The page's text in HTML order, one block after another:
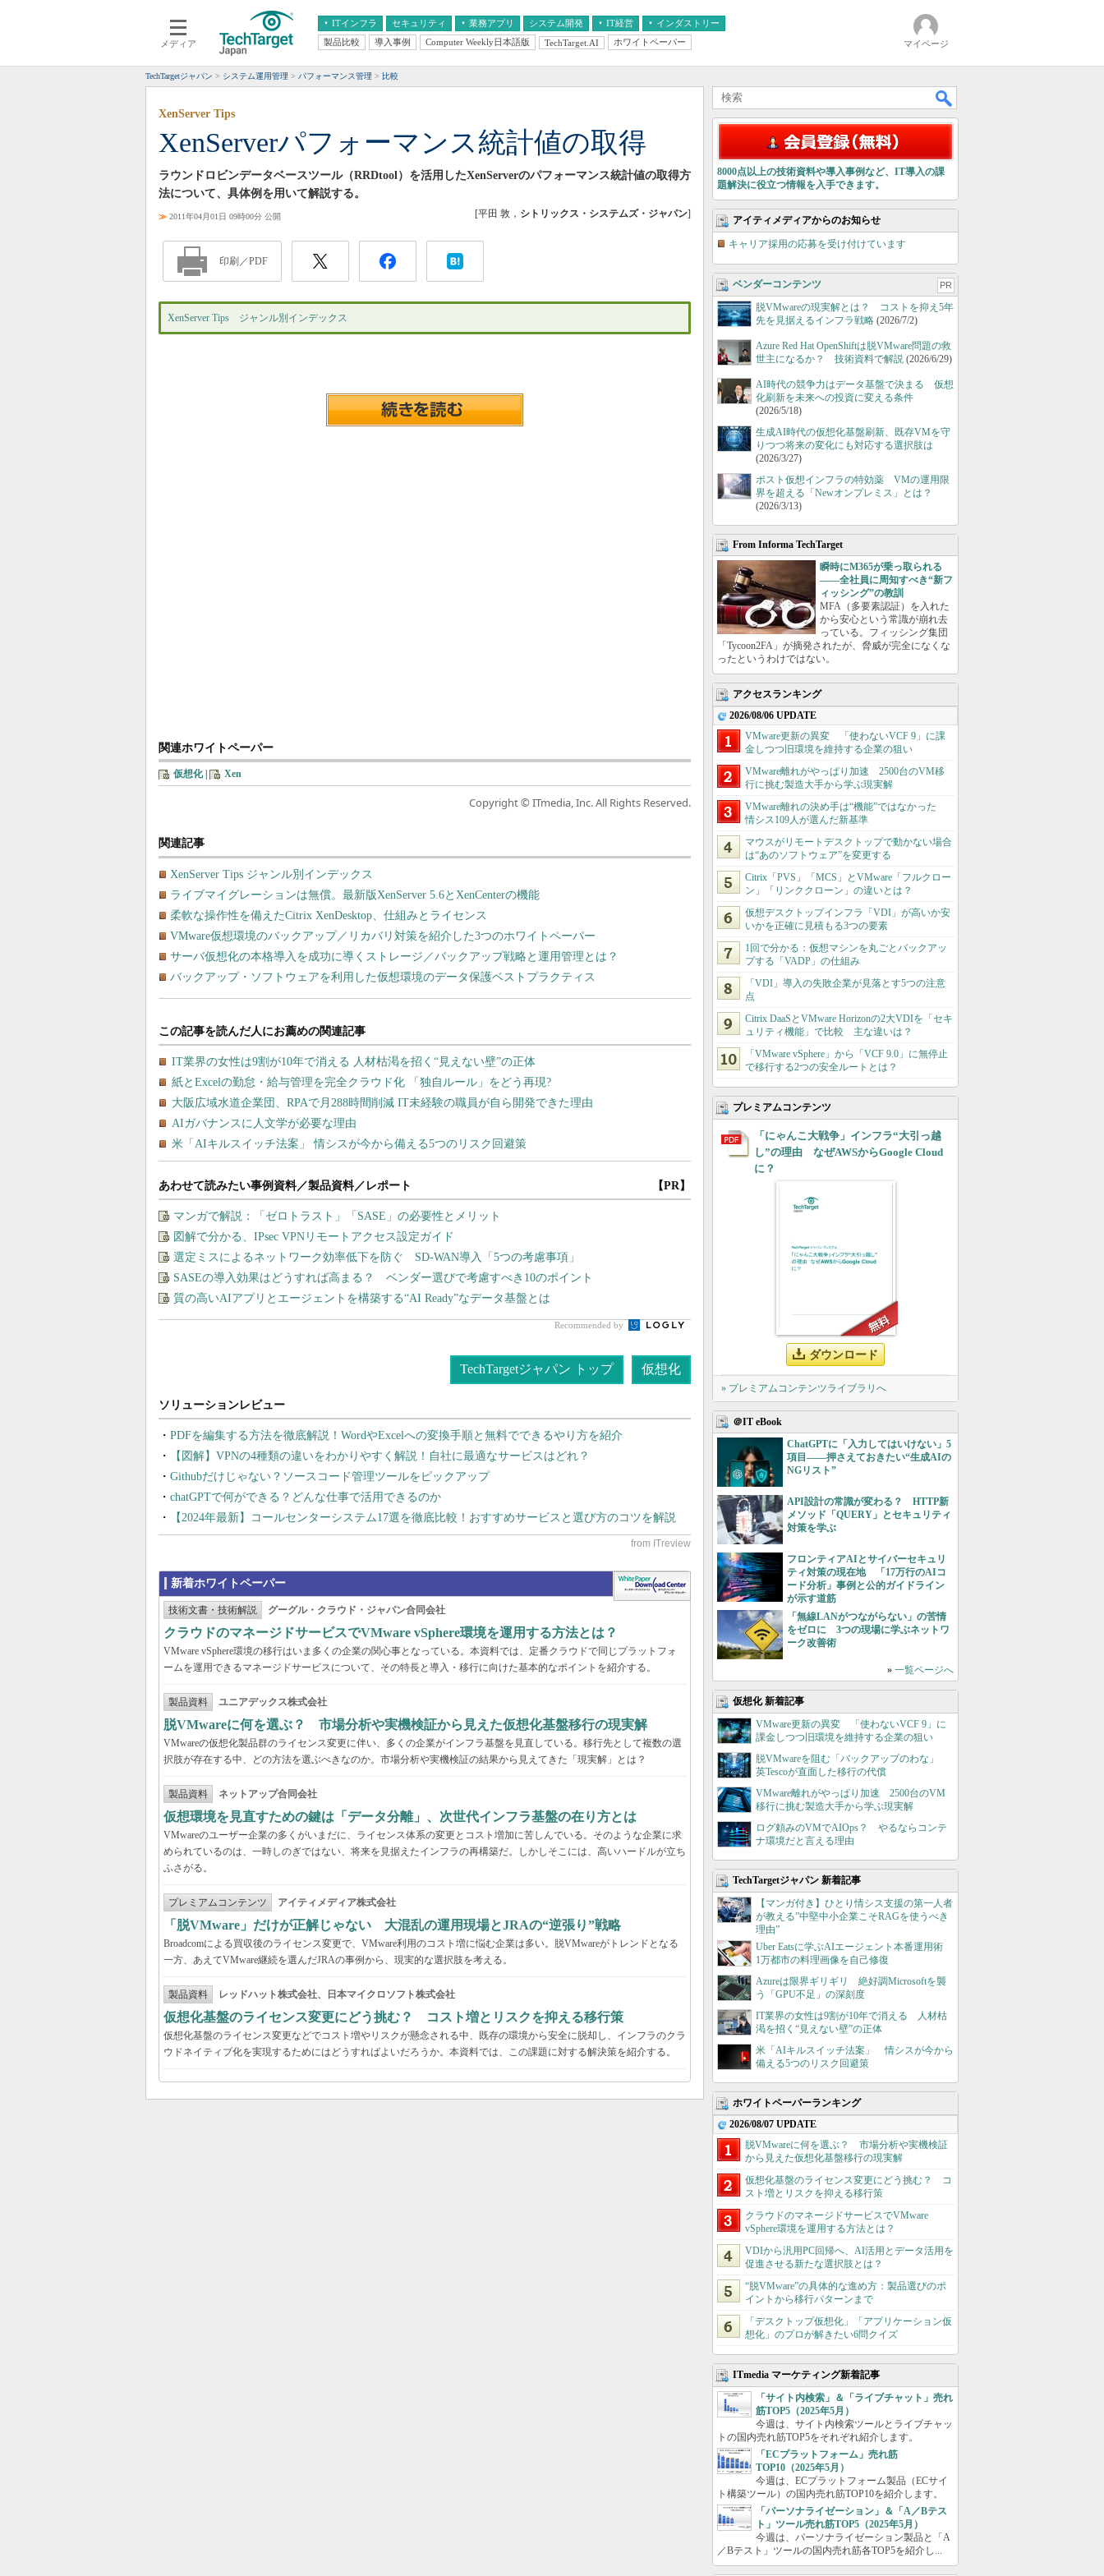
メディア
ITインフラ
クラウド
スマートモバイル
ネットワーク
システム運用管理
セキュリティ 業務アプリ
エンタープライズAI
ERP
情報系システム
システム開発 IT経営
経営とIT
インダストリー
医療IT
製品比較 導入事例 Computer Weekly日本語版 TechTarget.AI ホワイトペーパー マイページ
TechTargetジャパン システム運用管理 パフォーマンス管理 比較
XenServerパフォーマンス統計値の取得
XenServer Tips
ラウンドロビンデータベースツール（RRDtool）を活用したXenServerのパフォーマンス統計値の取得方
法について、具体例を用いて解説する。
≫ 2011年04月01日 09時00分 公開 [平田 敦， シトリックス・システムズ・ジャパン]
印刷／PDF
XenServer Tips ジャンル別インデックス
関連ホワイトペーパー
仮想化| Xen
Copyright © ITmedia, Inc. All Rights Reserved.
関連記事
XenServer Tips ジャンル別インデックス
ライブマイグレーションは無償。最新版XenServer 5.6とXenCenterの機能
柔軟な操作性を備えたCitrix XenDesktop、仕組みとライセンス
VMware仮想環境のバックアップ／リカバリ対策を紹介した3つのホワイトペーパー
サーバ仮想化の本格導入を成功に導くストレージ／バックアップ戦略と運用管理とは？
バックアップ・ソフトウェアを利用した仮想環境のデータ保護ベストプラクティス
あわせて読みたい事例資料／製品資料／レポート 【PR】
マンガで解説：「ゼロトラスト」「SASE」の必要性とメリット
図解で分かる、IPsec VPNリモートアクセス設定ガイド
選定ミスによるネットワーク効率低下を防ぐ SD-WAN導入「5つの考慮事項」
SASEの導入効果はどうすれば高まる？ ベンダー選びで考慮すべき10のポイント
質の高いAIアプリとエージェントを構築する“AI Ready”なデータ基盤とは
Recommended by
TechTargetジャパン トップ 仮想化
PDFを編集する方法を徹底解説！WordやExcelへの変換手順と無料でできるやり方を紹介
【図解】VPNの4種類の違いをわかりやすく解説！自社に最適なサービスはどれ？
Githubだけじゃない？ソースコード管理ツールをピックアップ
chatGPTで何ができる？どんな仕事で活用できるのか
【2024年最新】コールセンターシステム17選を徹底比較！おすすめサービスと選び方のコツを解説
新着ホワイトペーパー
技術文書・技術解説 グーグル・クラウド・ジャパン合同会社
クラウドのマネージドサービスでVMware vSphere環境を運用する方法とは？
VMware vSphere環境の移行はいま多くの企業の関心事となっている。本資料では、定番クラウドで同じプラットフォ
ームを運用できるマネージドサービスについて、その特長と導入・移行に向けた基本的なポイントを紹介する。
製品資料 ユニアデックス株式会社
脱VMwareに何を選ぶ？ 市場分析や実機検証から見えた仮想化基盤移行の現実解
VMwareの仮想化製品群のライセンス変更に伴い、多くの企業がインフラ基盤を見直している。移行先として複数の選
択肢が存在する中、どの方法を選ぶべきなのか。市場分析や実機検証の結果から見えてきた「現実解」とは？
製品資料 ネットアップ合同会社
仮想環境を見直すための鍵は「データ分離」、次世代インフラ基盤の在り方とは
VMwareのユーザー企業の多くがいまだに、ライセンス体系の変更とコスト増加に苦しんでいる。そのような企業に求
められているのは、一時しのぎではない、将来を見据えたインフラの再構築だ。しかしそこには、高いハードルが立ち
ふさがる。
プレミアムコンテンツ アイティメディア株式会社
「脱VMware」だけが正解じゃない 大混乱の運用現場とJRAの“逆張り”戦略
Broadcomによる買収後のライセンス変更で、VMware利用のコスト増に悩む企業は多い。脱VMwareがトレンドとなる
一方、あえてVMware継続を選んだJRAの事例から、現実的な選択肢を考える。
製品資料 レッドハット株式会社、日本マイクロソフト株式会社
仮想化基盤のライセンス変更にどう挑む？ コスト増とリスクを抑える移行策
仮想化基盤のライセンス変更などでコスト増やリスクが懸念される中、既存の環境から安全に脱却し、インフラのクラ
ウドネイティブ化を実現するためにはどうすればよいだろうか。本資料では、この課題に対する解決策を紹介する。
8000点以上の技術資料や導入事例など、IT導入の課
題解決に役立つ情報を入手できます。
アイティメディアからのお知らせ
キャリア採用の応募を受け付けています
ベンダーコンテンツ PR
脱VMwareの現実解とは？ コストを抑え5年
先を見据えるインフラ戦略 (2026/7/2)
Azure Red Hat OpenShiftは脱VMware問題の救
世主になるか？ 技術資料で解説 (2026/6/29)
AI時代の競争力はデータ基盤で決まる 仮想
化刷新を未来への投資に変える条件
(2026/5/18)
生成AI時代の仮想化基盤刷新、既存VMを守
りつつ将来の変化にも対応する選択肢は
(2026/3/27)
ポスト仮想インフラの特効薬 VMの運用限
界を超える「Newオンプレミス」とは？
(2026/3/13)
From Informa TechTarget
瞬時にM365が乗っ取られる
――全社員に周知すべき“新フ
ィッシング”の教訓
MFA（多要素認証）を入れた
から安心という常識が崩れ去
っている。フィッシング集団
「Tycoon2FA」が摘発されたが、脅威が完全になくな
ったというわけではない。
アクセスランキング
2026/08/06 UPDATE
VMware更新の異変 「使わないVCF 9」に課
金しつつ旧環境を維持する企業の狙い
VMware離れがやっぱり加速 2500台のVM移
行に挑む製造大手から学ぶ現実解
VMware離れの決め手は“機能”ではなかった
情シス109人が選んだ新基準
マウスがリモートデスクトップで動かない場合
は“あのソフトウェア”を変更する
Citrix「PVS」「MCS」とVMware「フルクロー
ン」「リンククローン」の違いとは？
仮想デスクトップインフラ「VDI」が高いか安
いかを正確に見積もる3つの要素
1回で分かる：仮想マシンを丸ごとバックアッ
プする「VADP」の仕組み
「VDI」導入の失敗企業が見落とす5つの注意
点
Citrix DaaSとVMware Horizonの2大VDIを「セキ
ュリティ機能」で比較 主な違いは？
「VMware vSphere」から「VCF 9.0」に無停止
で移行する2つの安全ルートとは？
プレミアムコンテンツ
「にゃんこ大戦争」インフラ“大引っ越
し”の理由 なぜAWSからGoogle Cloud
に？
ダウンロード
» プレミアムコンテンツライブラリへ
＠IT eBook
ChatGPTに「入力してはいけない」5
項目――押さえておきたい“生成AIの
NGリスト”
API設計の常識が変わる？ HTTP新
メソッド「QUERY」とセキュリティ
対策を学ぶ
フロンティアAIとサイバーセキュリ
ティ対策の現在地 「17万行のAIコ
ード分析」事例と公的ガイドライン
が示す道筋
「無線LANがつながらない」の苦情
をゼロに 3つの現場に学ぶネットワ
ーク改善術
» 一覧ページへ
仮想化 新着記事
VMware更新の異変 「使わないVCF 9」に
課金しつつ旧環境を維持する企業の狙い
脱VMwareを阻む「バックアップのわな」
英Tescoが直面した移行の代償
VMware離れがやっぱり加速 2500台のVM
移行に挑む製造大手から学ぶ現実解
ログ頼みのVMでAIOps？ やるならコンテ
ナ環境だと言える理由
TechTargetジャパン 新着記事
【マンガ付き】ひとり情シス支援の第一人者
が教える”中堅中小企業こそRAGを使うべき
理由”
Uber Eatsに学ぶAIエージェント本番運用術
1万都市の料理画像を自己修復
Azureは限界ギリギリ 絶好調Microsoftを襲
う「GPU不足」の深刻度
IT業界の女性は9割が10年で消える 人材枯
渇を招く“見えない壁”の正体
米「AIキルスイッチ法案」 情シスが今から
備える5つのリスク回避策
ホワイトペーパーランキング
2026/08/07 UPDATE
脱VMwareに何を選ぶ？ 市場分析や実機検証
から見えた仮想化基盤移行の現実解
仮想化基盤のライセンス変更にどう挑む？ コ
スト増とリスクを抑える移行策
クラウドのマネージドサービスでVMware
vSphere環境を運用する方法とは？
VDIから汎用PC回帰へ、AI活用とデータ活用を
促進させる新たな選択肢とは？
“脱VMware”の具体的な進め方：製品選びのポ
イントから移行パターンまで
「デスクトップ仮想化」「アプリケーション仮
想化」のプロが解きたい6問クイズ
ITmedia マーケティング新着記事
「サイト内検索」＆「ライブチャット」売れ
筋TOP5（2025年5月）
今週は、サイト内検索ツールとライブチャッ
トの国内売れ筋TOP5をそれぞれ紹介します。
「ECプラットフォーム」売れ筋
TOP10（2025年5月）
今週は、ECプラットフォーム製品（ECサイ
ト構築ツール）の国内売れ筋TOP10を紹介します。
「パーソナライゼーション」＆「A／Bテス
ト」ツール売れ筋TOP5（2025年5月）
今週は、パーソナライゼーション製品と「A
／Bテスト」ツールの国内売れ筋各TOP5を紹介し...